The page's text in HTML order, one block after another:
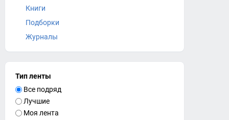
Книги
Подборки
Журналы
Тип ленты
Все подряд
Лучшие
Моя лента